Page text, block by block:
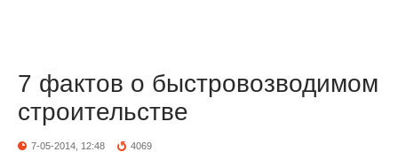
7 фактов о быстровозводимом
строительстве
7-05-2014, 12:48 4069